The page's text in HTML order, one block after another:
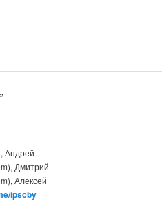
Андрей
Дмитрий
Алексей
ipscby